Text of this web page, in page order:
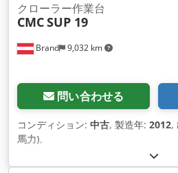
Brand 9,032 km
クローラー作業台
CMCSUP 19
問い合わせる
コンディション: 中古, 製造年: 2012,
馬力),